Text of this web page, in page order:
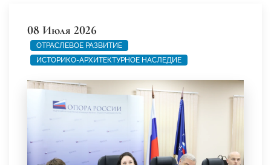
08 Июля 2026
ОТРАСЛЕВОЕ РАЗВИТИЕ
ИСТОРИКО-АРХИТЕКТУРНОЕ НАСЛЕДИЕ